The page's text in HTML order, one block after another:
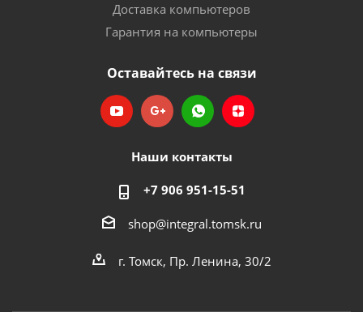
Доставка компьютеров
Гарантия на компьютеры
Оставайтесь на связи
Наши контакты
+7 906 951-15-51
shop@integral.tomsk.ru
г. Томск, Пр. Ленина, 30/2